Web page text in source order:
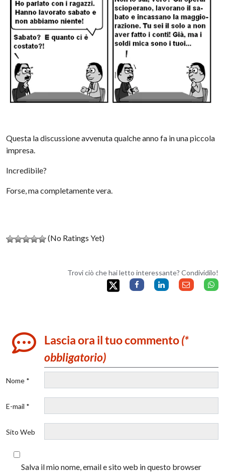
Questa la discussione avvenuta qualche anno fa in una piccola
impresa.
Incredibile?
Forse, ma completamente vera.
(No Ratings Yet)
Trovi ciò che hai letto interessante? Condividilo!
Lascia ora il tuo commento(*
obbligatorio)
Nome *
E-mail *
Sito Web
Salva il mio nome, email e sito web in questo browser